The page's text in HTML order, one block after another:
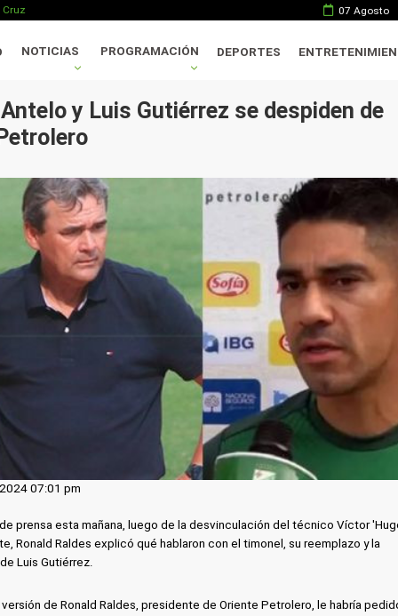
Cruz 07 Agosto
NOTICIAS PROGRAMACIÓN DEPORTES
y Luis Gutiérrez se despiden de
07:01 pm
prensa esta mañana, luego de la desvinculación del técnico Víctor
Ronald Raldes explicó qué hablaron con el timonel, su reemplazo y la
Luis Gutiérrez.
de Ronald Raldes, presidente de Oriente Petrolero, le habría